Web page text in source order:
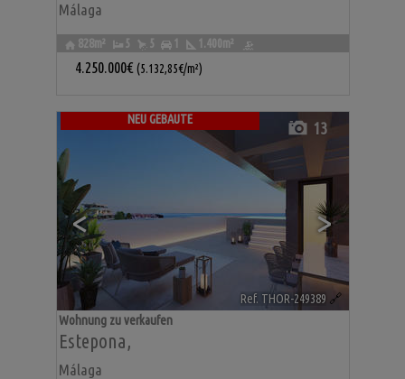
Málaga
828m² 5 5 1 1.400m²
4.250.000€ (5.132,85€/m²)
NEU GEBAUTE
< >
13
Ref. THOR-249389 🔗
Estepona,
Málaga
Wohnung zu verkaufen